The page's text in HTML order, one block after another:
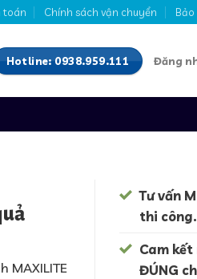
toán Chính sách vận chuyển
Hotline: 0938.959.111 Đăng
Tư vấn
thi công.
Cam
ĐÚNG
MAXILITE